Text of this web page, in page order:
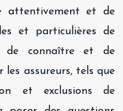
attentivement et de
et particulières de
de connaître et de
assureurs, tels que
et exclusions de